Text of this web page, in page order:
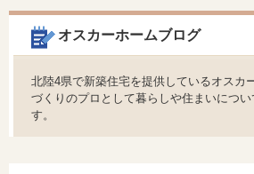
オスカーホームブログ
北陸4県で新築住宅を提供しているオスカ
づくりのプロとして暮らしや住まいにつ
す。